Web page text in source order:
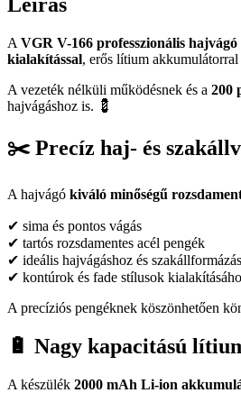
A VGR V-166 professzionális hajvágó
kialakítással, erős lítium
A vezeték nélküli működésnek és a 200
hajvágáshoz is. 💈
✂️ Precíz haj- és
A hajvágó kiváló minőségű
✔ sima és pontos vágás
✔ tartós rozsdamentes acél pengék
✔ ideális hajvágáshoz és
✔ kontúrok és fade stílusok
A precíziós pengéknek köszönhetően
🔋 Nagy kapacitású
A készülék 2000 mAh Li-ion